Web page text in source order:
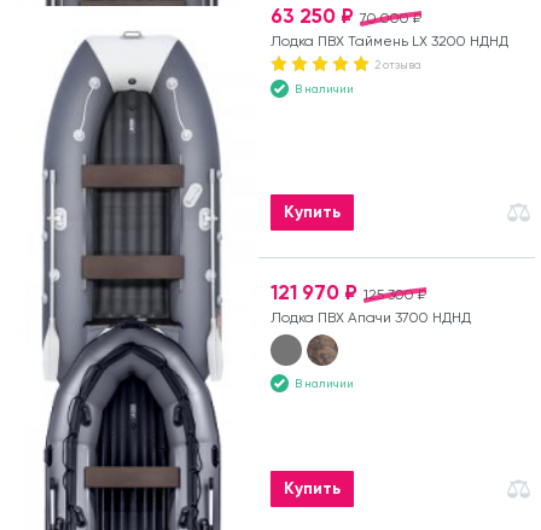
70 000 ₽
63 250 ₽
Лодка ПВХ Таймень LX 3200 НДНД
2 отзыва
В наличии
Купить
125 300 ₽
121 970 ₽
Лодка ПВХ Апачи 3700 НДНД
В наличии
Купить